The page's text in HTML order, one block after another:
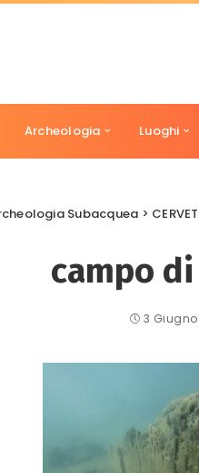
Archeologia Luoghi
Subacquea >
campo
3 Giugno